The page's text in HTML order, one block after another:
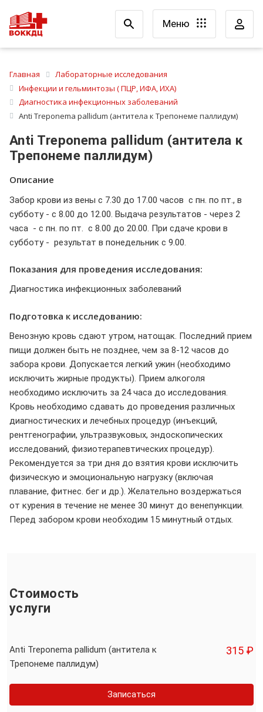
Меню
Главная
Лабораторные исследования
Инфекции и гельминтозы ( ПЦР, ИФА, ИХА)
Диагностика инфекционных заболеваний
Anti Treponema pallidum (антитела к Трепонеме паллидум)
Anti Treponema pallidum (антитела к
Трепонеме паллидум)
Описание
Забор крови из вены с 7.30 до 17.00 часов с пн. по пт., в
субботу - с 8.00 до 12.00. Выдача результатов - через 2
часа - с пн. по пт. с 8.00 до 20.00. При сдаче крови в
субботу - результат в понедельник с 9.00.
Показания для проведения исследования:
Диагностика инфекционных заболеваний
Подготовка к исследованию:
Венозную кровь сдают утром, натощак. Последний прием
пищи должен быть не позднее, чем за 8-12 часов до
забора крови. Допускается легкий ужин (необходимо
исключить жирные продукты). Прием алкоголя
необходимо исключить за 24 часа до исследования.
Кровь необходимо сдавать до проведения различных
диагностических и лечебных процедур (инъекций,
рентгенографии, ультразвуковых, эндоскопических
исследований, физиотерапевтических процедур).
Рекомендуется за три дня до взятия крови исключить
физическую и эмоциональную нагрузку (включая
плавание, фитнес. бег и др.). Желательно воздержаться
от курения в течение не менее 30 минут до венепункции.
Перед забором крови необходим 15 минутный отдых.
Стоимость
услуги
Anti Treponema pallidum (антитела к
Трепонеме паллидум)
315 ₽
Записаться